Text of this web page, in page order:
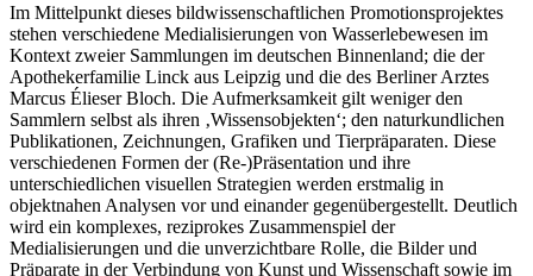
Im Mittelpunkt dieses bildwissenschaftlichen Promotionsprojektes
stehen verschiedene Medialisierungen von Wasserlebewesen im
Kontext zweier Sammlungen im deutschen Binnenland; die der
Apothekerfamilie Linck aus Leipzig und die des Berliner Arztes
Marcus Élieser Bloch. Die Aufmerksamkeit gilt weniger den
Sammlern selbst als ihren ‚Wissensobjekten‘; den naturkundlichen
Publikationen, Zeichnungen, Grafiken und Tierpräparaten. Diese
verschiedenen Formen der (Re-)Präsentation und ihre
unterschiedlichen visuellen Strategien werden erstmalig in
objektnahen Analysen vor und einander gegenübergestellt. Deutlich
wird ein komplexes, reziprokes Zusammenspiel der
Medialisierungen und die unverzichtbare Rolle, die Bilder und
Präparate in der Verbindung von Kunst und Wissenschaft sowie im